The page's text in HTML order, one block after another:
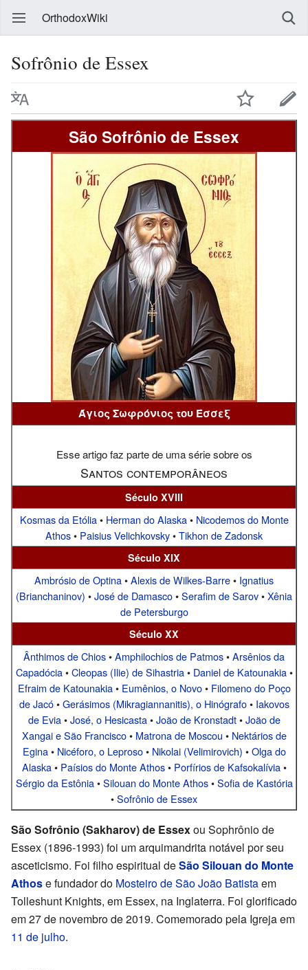
OrthodoxWiki
Sofrônio de Essex
São Sofrônio de Essex
Άγιος Σωφρόνιος του Έσσεξ
Esse artigo faz parte de uma série sobre os
Santos contemporâneos
Século XVIII
Kosmas da Etólia• Herman do Alaska• Nicodemos do Monte
Athos• Paisius Velichkovsky•Tikhon de Zadonsk
Século XIX
Ambrósio de Optina•Alexis de Wilkes-Barre• Ignatius
(Brianchaninov) •José de Damasco•Serafim de Sarov•Xênia
de Petersburgo
Século XX
Ânthimos de Chios•Amphilochios de Patmos•Arsênios da
Capadócia•Cleopas (Ilie) de Sihastria• Daniel de Katounakia•
Efraim de Katounakia• Eumênios, o Novo• Filomeno do Poço
de Jacó•Gerásimos (Mikragiannanitis), o Hinógrafo• Iakovos
de Evia•José, o Hesicasta•João de Kronstadt•João de
Xangai e São Francisco• Matrona de Moscou • Nektários de
Egina• Nicéforo, o Leproso• Nikolai (Velimirovich) •Olga do
Alaska• Paísios do Monte Athos• Porfírios de Kafsokalívia•
Sérgio da Estônia•Silouan do Monte Athos•Sofia de Kastória
•Sofrônio de Essex
São Sofrônio (Sakharov) de Essexou Sophrônio de
Essex (1896-1993) foi um arquimandrita notável por seu
asceticismo. Foi filho espiritual deSão Silouan do Monte
Athose fundador do Mosteiro de São João Batistaem
Tolleshunt Knights, em Essex, na Inglaterra. Foi glorificado
em 27 de novembro de 2019. Comemorado pela Igreja em
11 de julho.